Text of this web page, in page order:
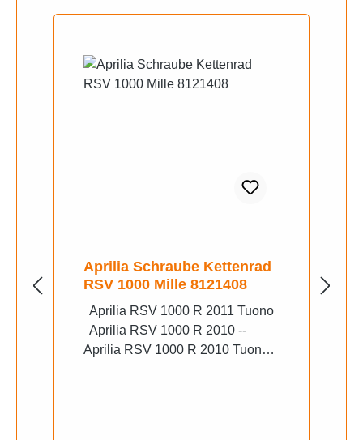
Aprilia Schraube Kettenrad
RSV 1000 Mille 8121408
Aprilia RSV 1000 R 2011 Tuono
Aprilia RSV 1000 R 2010 --
Aprilia RSV 1000 R 2010 Tuono